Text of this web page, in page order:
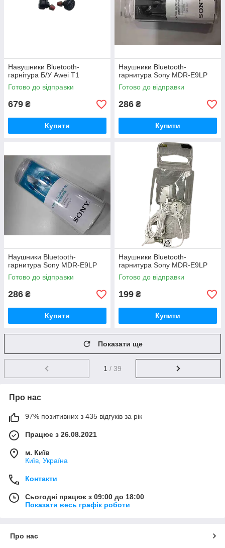
Навушники Bluetooth-
гарнітура Б/У Awei T1
Готово до відправки
679 ₴
Купити
Наушники Bluetooth-
гарнитура Sony MDR-E9LP
Готово до відправки
286 ₴
Купити
Наушники Bluetooth-
гарнитура Sony MDR-E9LP
Готово до відправки
286 ₴
Купити
Наушники Bluetooth-
гарнитура Sony MDR-E9LP
Готово до відправки
199 ₴
Купити
Показати ще
1 / 39
Про нас
97% позитивних з 435 відгуків за рік
Працює з 26.08.2021
м. Київ
Київ, Україна
Контакти
Сьогодні працює з 09:00 до 18:00
Показати весь графік роботи
Про нас